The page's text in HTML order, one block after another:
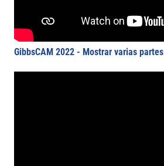
GibbsCAM 2022 - Mostrar varias partes